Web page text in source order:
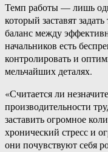
Темп работы — лишь
который заставят
баланс между
начальников есть
контролировать и
мельчайших деталях.
«Считается ли
производительности
заставить огромное
хронический стресс и
они почувствуют себя